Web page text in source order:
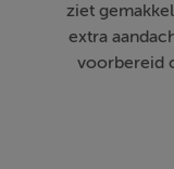
ziet
extra
voorbereid